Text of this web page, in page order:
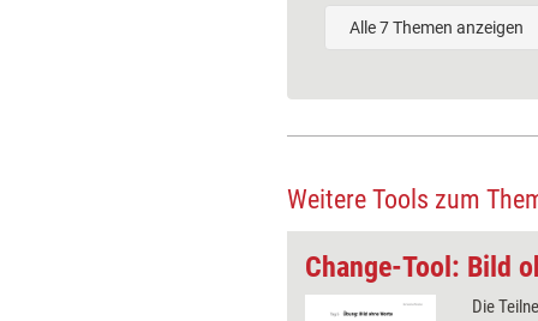
Alle 7 Themen anzeigen
Weitere Tools zum
Change-Tool: Bild
Die